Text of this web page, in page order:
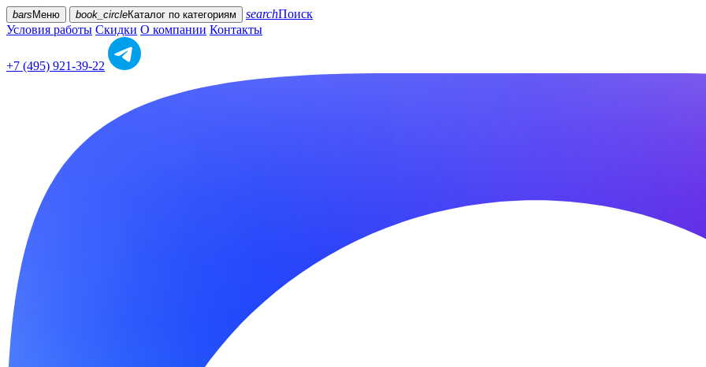
bars Меню book_circleКаталог по категориям searchПоиск
Условия работы Скидки О компании Контакты
+7 (495) 921-39-22